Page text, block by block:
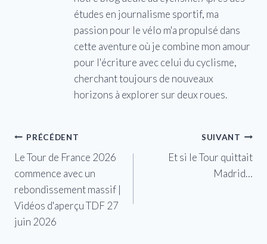
études en journalisme sportif, ma
passion pour le vélo m'a propulsé dans
cette aventure où je combine mon amour
pour l'écriture avec celui du cyclisme,
cherchant toujours de nouveaux
horizons à explorer sur deux roues.
Navigation
de
l’article
PRÉCÉDENT
Le Tour de France 2026
commence avec un
rebondissement massif |
Vidéos d'aperçu TDF 27
juin 2026
SUIVANT
Et si le Tour quittait
Madrid…